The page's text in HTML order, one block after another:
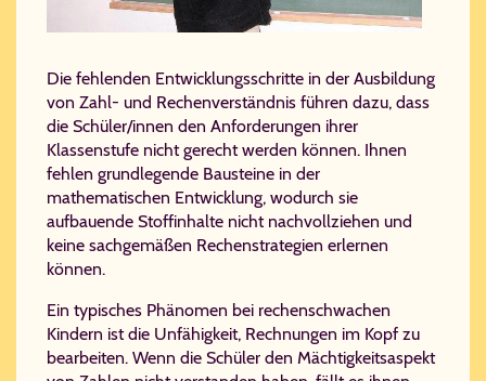
Die fehlenden Ent­wick­lungs­schrit­te in der Ausbildung
von Zahl- und Rechenverständnis führen dazu, dass
die Schüler/innen den Anforderungen ihrer
Klassenstufe nicht gerecht werden können. Ihnen
fehlen grundlegende Bausteine in der
mathematischen Entwicklung, wodurch sie
aufbauende Stoffinhalte nicht nachvollziehen und
keine sachgemäßen Rechenstrategien erlernen
können.
Ein typisches Phänomen bei rechenschwachen
Kindern ist die Unfähigkeit, Rechnungen im Kopf zu
bearbeiten. Wenn die Schüler den Mächtigkeitsaspekt